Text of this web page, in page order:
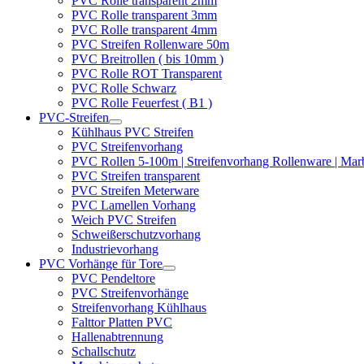
PVC Rolle transparent 3mm
PVC Rolle transparent 4mm
PVC Streifen Rollenware 50m
PVC Breitrollen ( bis 10mm )
PVC Rolle ROT Transparent
PVC Rolle Schwarz
PVC Rolle Feuerfest ( B1 )
PVC-Streifen
Kühlhaus PVC Streifen
PVC Streifenvorhang
PVC Rollen 5-100m | Streifenvorhang Rollenware |
PVC Streifen transparent
PVC Streifen Meterware
PVC Lamellen Vorhang
Weich PVC Streifen
Schweißerschutzvorhang
Industrievorhang
PVC Vorhänge für Tore
PVC Pendeltore
PVC Streifenvorhänge
Streifenvorhang Kühlhaus
Falttor Platten PVC
Hallenabtrennung
Schallschutz